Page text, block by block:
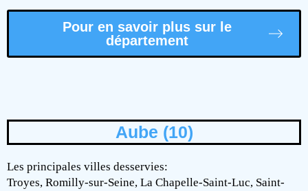
Pour en savoir plus sur le
département
Aube (10)
Les principales villes desservies:
Troyes, Romilly-sur-Seine, La Chapelle-Saint-Luc, Saint-